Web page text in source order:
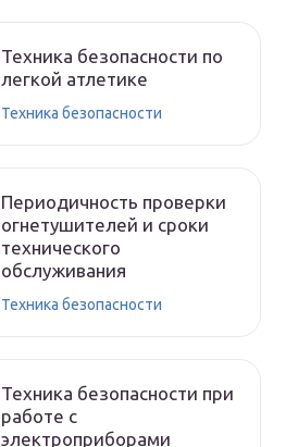
Техника безопасности по
легкой атлетике
Техника безопасности
Периодичность проверки
огнетушителей и сроки
технического
обслуживания
Техника безопасности
Техника безопасности при
работе с
электроприборами